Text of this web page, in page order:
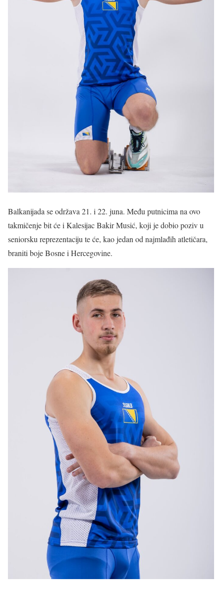
Balkanijada se održava 21. i 22. juna. Među putnicima na ovo
takmičenje bit će i Kalesijac Bakir Musić, koji je dobio poziv u
seniorsku reprezentaciju te će, kao jedan od najmlađih atletičara,
braniti boje Bosne i Hercegovine.